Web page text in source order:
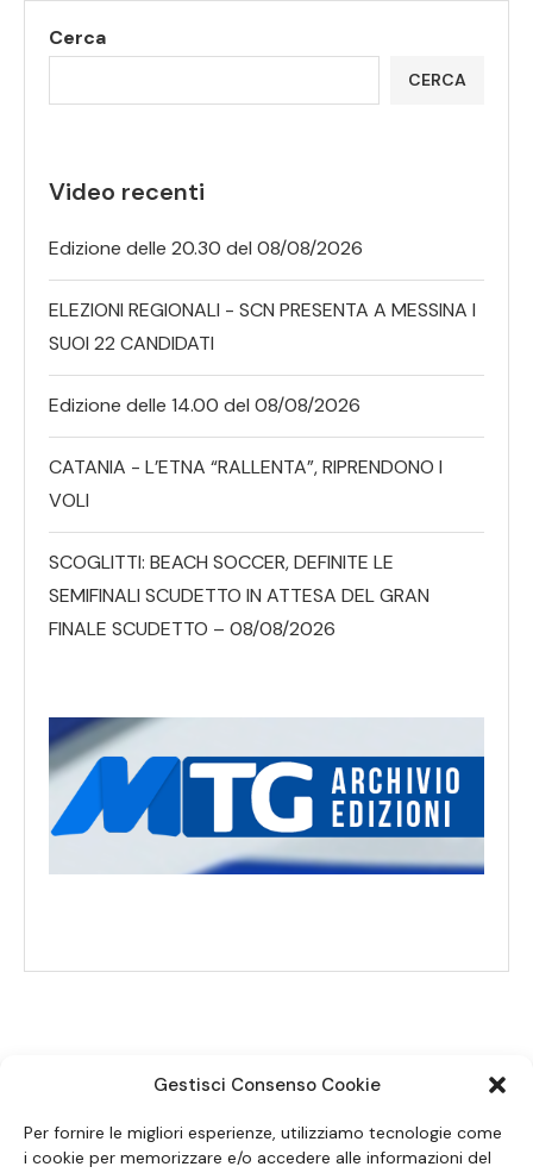
Gestisci Consenso Cookie
Per fornire le migliori esperienze, utilizziamo tecnologie come
i cookie per memorizzare e/o accedere alle informazioni del
Cerca
CERCA
Video recenti
Edizione delle 20.30 del 08/08/2026
ELEZIONI REGIONALI - SCN PRESENTA A MESSINA I
SUOI 22 CANDIDATI
Edizione delle 14.00 del 08/08/2026
CATANIA - L’ETNA “RALLENTA”, RIPRENDONO I
VOLI
SCOGLITTI: BEACH SOCCER, DEFINITE LE
SEMIFINALI SCUDETTO IN ATTESA DEL GRAN
FINALE SCUDETTO – 08/08/2026
SEGUICI SUI SOCIAL